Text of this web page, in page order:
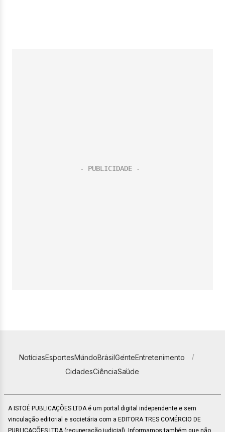
NotíciasEsportesMundoBrasilGenteEntretenimento
CidadesCiênciaSaúde
A ISTOÉ PUBLICAÇÕES LTDA é um portal digital independente e sem
vinculação editorial e societária com a EDITORA TRES COMÉRCIO DE
PUBLICACÕES LTDA (recuperação judicial). Informamos também que não